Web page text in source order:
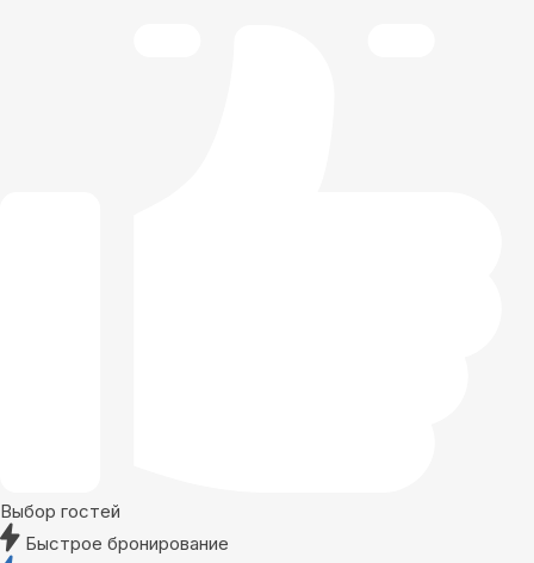
Выбор гостей
Быстрое бронирование